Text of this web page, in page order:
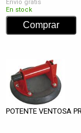
Envío gratis
En stock
POTENTE VENTOSA